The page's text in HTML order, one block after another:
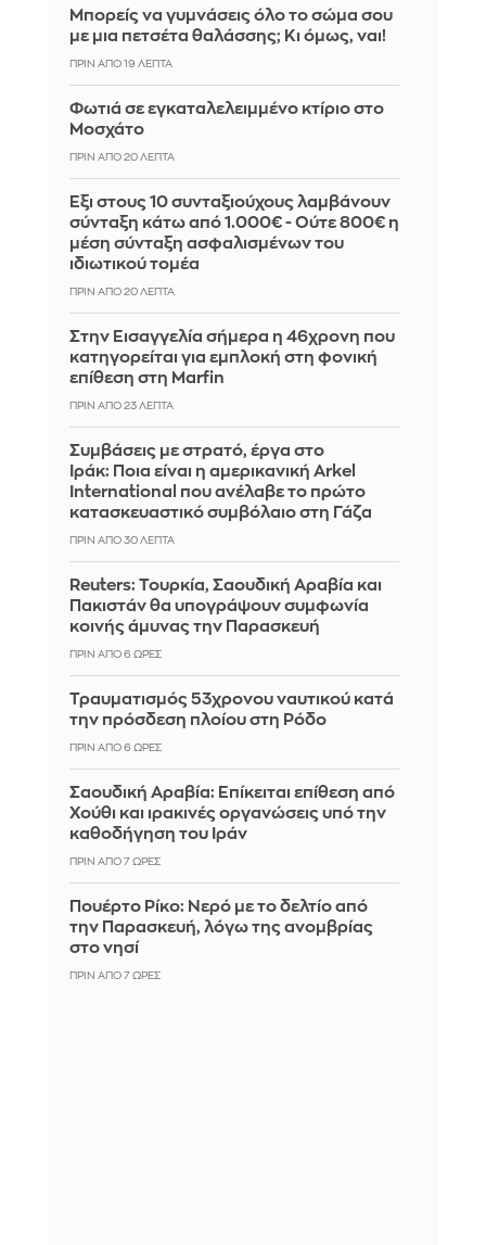
Μπορείς να γυμνάσεις όλο το σώμα σου
με μια πετσέτα θαλάσσης; Κι όμως, ναι!
ΠΡΙΝ ΑΠΌ 19 ΛΕΠΤΆ
Φωτιά σε εγκαταλελειμμένο κτίριο στο
Μοσχάτο
ΠΡΙΝ ΑΠΌ 20 ΛΕΠΤΆ
Έξι στους 10 συνταξιούχους λαμβάνουν
σύνταξη κάτω από 1.000€ - Ούτε 800€ η
μέση σύνταξη ασφαλισμένων του
ιδιωτικού τομέα
ΠΡΙΝ ΑΠΌ 20 ΛΕΠΤΆ
Στην Εισαγγελία σήμερα η 46χρονη που
κατηγορείται για εμπλοκή στη φονική
επίθεση στη Marfin
ΠΡΙΝ ΑΠΌ 23 ΛΕΠΤΆ
Συμβάσεις με στρατό, έργα στο
Ιράκ: Ποια είναι η αμερικανική Arkel
International που ανέλαβε το πρώτο
κατασκευαστικό συμβόλαιο στη Γάζα
ΠΡΙΝ ΑΠΌ 30 ΛΕΠΤΆ
Reuters: Τουρκία, Σαουδική Αραβία και
Πακιστάν θα υπογράψουν συμφωνία
κοινής άμυνας την Παρασκευή
ΠΡΙΝ ΑΠΌ 6 ΏΡΕΣ
Τραυματισμός 53χρονου ναυτικού κατά
την πρόσδεση πλοίου στη Ρόδο
ΠΡΙΝ ΑΠΌ 6 ΏΡΕΣ
Σαουδική Αραβία: Επίκειται επίθεση από
Χούθι και ιρακινές οργανώσεις υπό την
καθοδήγηση του Ιράν
ΠΡΙΝ ΑΠΌ 7 ΏΡΕΣ
Πουέρτο Ρίκο: Νερό με το δελτίο από
την Παρασκευή, λόγω της ανομβρίας
στο νησί
ΠΡΙΝ ΑΠΌ 7 ΏΡΕΣ